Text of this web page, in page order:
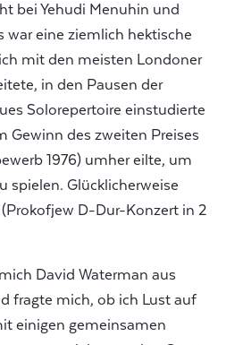
bei Yehudi Menuhin und
war eine ziemlich hektische
mit den meisten Londoner
in den Pausen der
Solorepertoire einstudierte
Gewinn des zweiten Preises
1976) umher eilte, um
spielen. Glücklicherweise
D-Dur-Konzert in 2
David Waterman aus
fragte mich, ob ich Lust auf
einigen gemeinsamen